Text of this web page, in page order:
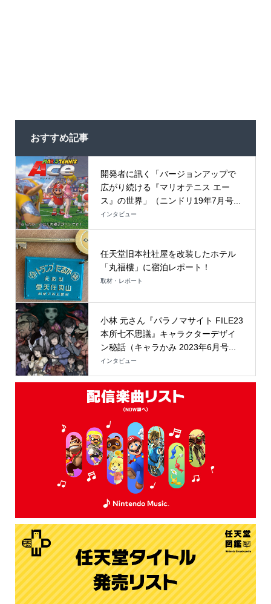
おすすめ記事
開発者に訊く「バージョンアップで
広がり続ける『マリオテニス エー
ス』の世界」（ニンドリ19年7月号...
インタビュー
任天堂旧本社社屋を改装したホテル
「丸福樓」に宿泊レポート！
取材・レポート
小林 元さん『パラノマサイト FILE23
本所七不思議』キャラクターデザイ
ン秘話（キャラかみ 2023年6月号...
インタビュー